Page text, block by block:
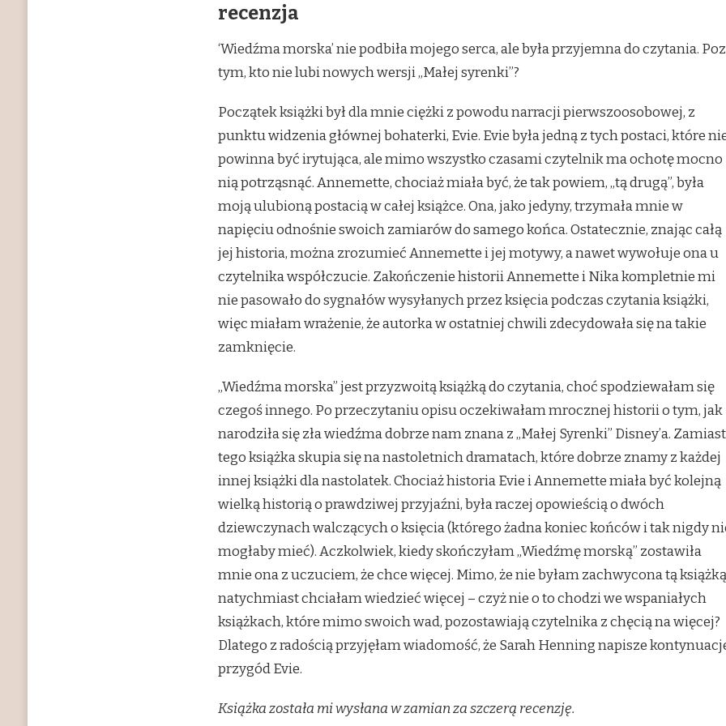
recenzja
‘Wiedźma morska’ nie podbiła mojego serca, ale była przyjemna do czytania.
tym, kto nie lubi nowych wersji „Małej syrenki”?
Początek książki był dla mnie ciężki z powodu narracji pierwszoosobowej, z
punktu widzenia głównej bohaterki, Evie. Evie była jedną z tych postaci, które
powinna być irytująca, ale mimo wszystko czasami czytelnik ma ochotę mocno
nią potrząsnąć. Annemette, chociaż miała być, że tak powiem, „tą drugą”, była
moją ulubioną postacią w całej książce. Ona, jako jedyny, trzymała mnie w
napięciu odnośnie swoich zamiarów do samego końca. Ostatecznie, znając całą
jej historia, można zrozumieć Annemette i jej motywy, a nawet wywołuje ona u
czytelnika współczucie. Zakończenie historii Annemette i Nika kompletnie mi
nie pasowało do sygnałów wysyłanych przez księcia podczas czytania książki,
więc miałam wrażenie, że autorka w ostatniej chwili zdecydowała się na takie
zamknięcie.
„Wiedźma morska” jest przyzwoitą książką do czytania, choć spodziewałam się
czegoś innego. Po przeczytaniu opisu oczekiwałam mrocznej historii o tym, jak
narodziła się zła wiedźma dobrze nam znana z „Małej Syrenki” Disney’a. Zamiast
tego książka skupia się na nastoletnich dramatach, które dobrze znamy z każdej
innej książki dla nastolatek. Chociaż historia Evie i Annemette miała być kolejną
wielką historią o prawdziwej przyjaźni, była raczej opowieścią o dwóch
dziewczynach walczących o księcia (którego żadna koniec końców i tak nigdy
mogłaby mieć). Aczkolwiek, kiedy skończyłam „Wiedźmę morską” zostawiła
mnie ona z uczuciem, że chce więcej. Mimo, że nie byłam zachwycona tą
natychmiast chciałam wiedzieć więcej – czyż nie o to chodzi we wspaniałych
książkach, które mimo swoich wad, pozostawiają czytelnika z chęcią na więcej?
Dlatego z radością przyjęłam wiadomość, że Sarah Henning napisze
przygód Evie.
Książka została mi wysłana w zamian za szczerą recenzję.